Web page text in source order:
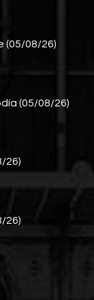
(05/08/26)
(05/08/26)
26)
26)